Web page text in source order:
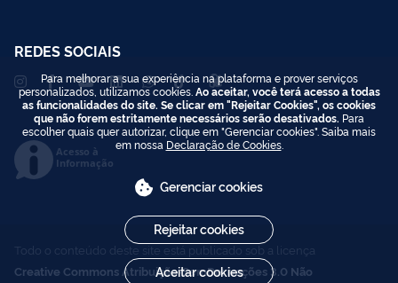
REDES SOCIAIS
Acesso à
Informação
Todo o conteúdo deste site está publicado sob a licença
Creative Commons Atribuição-SemDerivações 3.0 Não
Para melhorar a sua experiência na plataforma e prover serviços
personalizados, utilizamos cookies. Ao aceitar, você terá acesso a todas
as funcionalidades do site. Se clicar em "Rejeitar Cookies", os cookies
que não forem estritamente necessários serão desativados. Para
escolher quais quer autorizar, clique em "Gerenciar cookies". Saiba mais
em nossa Declaração de Cookies.
Gerenciar cookies
Rejeitar cookies
Aceitar cookies